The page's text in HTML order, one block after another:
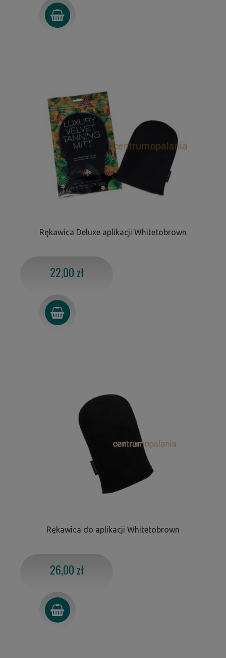
Rękawica Deluxe aplikacji Whitetobrown
22,00 zł
Rękawica do aplikacji Whitetobrown
26,00 zł